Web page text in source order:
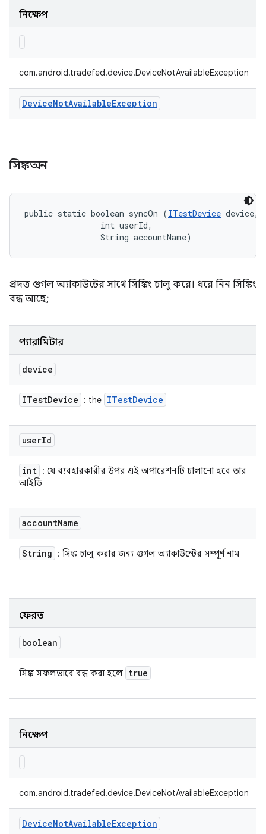
নিক্ষেপ
com.android.tradefed.device.DeviceNotAvailableException
DeviceNotAvailableException
সিঙ্কঅন
public static boolean syncOn (ITestDevice device,
                int userId,
                String accountName)
প্রদত্ত গুগল অ্যাকাউন্টের সাথে সিঙ্কিং চালু করে। ধরে নিন সিঙ্কিং
বন্ধ আছে;
প্যারামিটার
device
ITestDevice : the ITestDevice
userId
int : যে ব্যবহারকারীর উপর এই অপারেশনটি চালানো হবে তার
আইডি
accountName
String : সিঙ্ক চালু করার জন্য গুগল অ্যাকাউন্টের সম্পূর্ণ নাম
ফেরত
boolean
সিঙ্ক সফলভাবে বন্ধ করা হলে true
নিক্ষেপ
com.android.tradefed.device.DeviceNotAvailableException
DeviceNotAvailableException